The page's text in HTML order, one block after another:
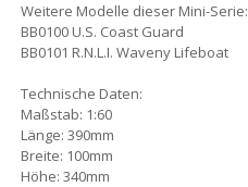
Weitere Modelle dieser Mini-Serie:
BB0100 U.S. Coast Guard
BB0101 R.N.L.I. Waveny Lifeboat
Technische Daten:
Maßstab: 1:60
Länge: 390mm
Breite: 100mm
Höhe: 340mm